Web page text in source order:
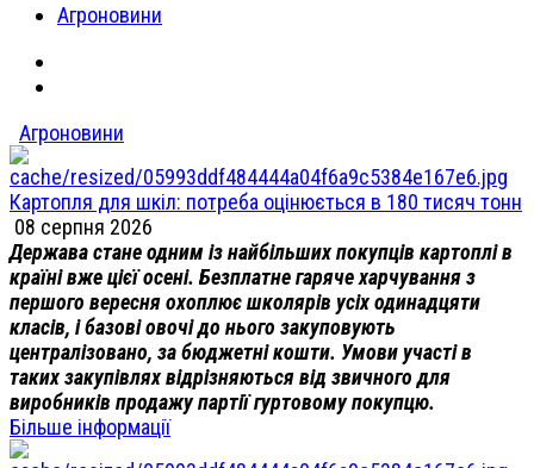
Агроновини
Агроновини
Картопля для шкіл: потреба оцінюється в 180 тисяч тонн
08 серпня 2026
Держава стане одним із найбільших покупців картоплі в
країні вже цієї осені. Безплатне гаряче харчування з
першого вересня охоплює школярів усіх одинадцяти
класів, і базові овочі до нього закуповують
централізовано, за бюджетні кошти. Умови участі в
таких закупівлях відрізняються від звичного для
виробників продажу партії гуртовому покупцю.
Більше інформації